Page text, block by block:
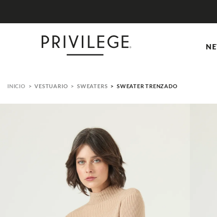
VESTUARIO SWEATERS SWEATER TRENZADO